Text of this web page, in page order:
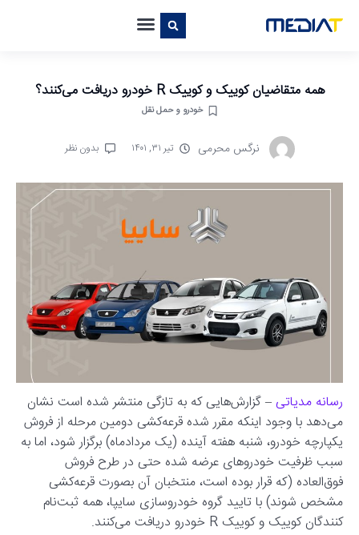
همه متقاضیان کوییک و کوییک R خودرو دریافت می‌کنند؟
خودرو و حمل نقل
نرگس محرمی تیر ۳۱, ۱۴۰۱ بدون نظر
رسانه مدیاتی – گزارش‌هایی که به تازگی منتشر شده است نشان
می‌دهد با وجود اینکه مقرر شده قرعه‌کشی دومین مرحله از فروش
یکپارچه خودرو، شنبه هفته‌ آینده (یک مردادماه) برگزار شود، اما به
سبب ظرفیت خودروهای عرضه شده حتی در طرح‌ فروش
فوق‌العاده (که قرار بوده است، منتخبان آن بصورت قرعه‌کشی
مشخص شوند) با تایید گروه خودروسازی سایپا، همه ثبت‌نام
کنندگان کوییک و کوییک R خودرو دریافت می‌کنند.